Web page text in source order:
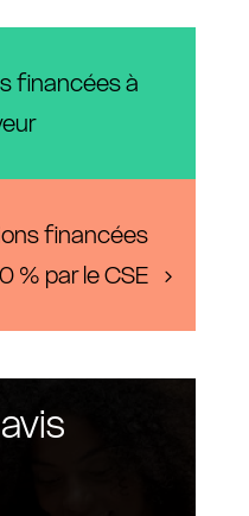
financées à
financées
% par le CSE